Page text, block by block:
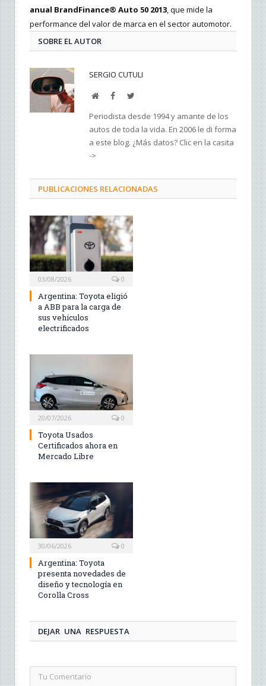
anual BrandFinance® Auto 50 2013, que mide la
performance del valor de marca en el sector automotor.
SOBRE EL AUTOR
SERGIO CUTULI
Web FacebookTwitter
Periodista desde 1994 y amante de los
autos de toda la vida. En 2006 le di forma
a este blog. ¿Más datos? Clic en la casita
->
PUBLICACIONES RELACIONADAS
03/08/2026 0
Argentina: Toyota eligió
a ABB para la carga de
sus vehículos
electrificados
20/07/2026 0
Toyota Usados
Certificados ahora en
Mercado Libre
30/06/2026 0
Argentina: Toyota
presenta novedades de
diseño y tecnología en
Corolla Cross
DEJAR UNA RESPUESTA